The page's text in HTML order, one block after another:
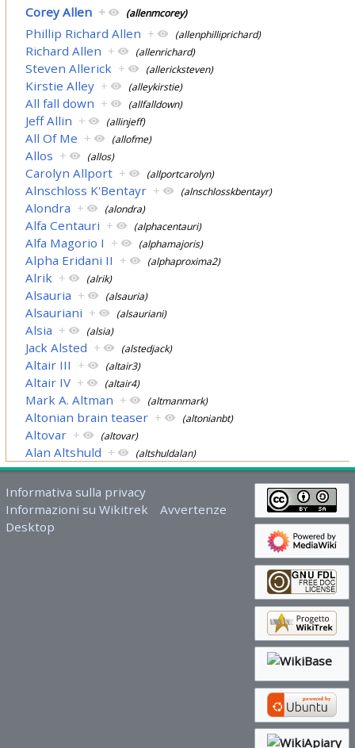
Corey Allen + (allenmcorey)
Phillip Richard Allen + (allenphilliprichard)
Richard Allen + (allenrichard)
Steven Allerick + (allericksteven)
Kirstie Alley + (alleykirstie)
All fall down + (allfalldown)
Jeff Allin + (allinjeff)
All Of Me + (allofme)
Allos + (allos)
Carolyn Allport + (allportcarolyn)
Alnschloss K'Bentayr + (alnschlosskbentayr)
Alondra + (alondra)
Alfa Centauri + (alphacentauri)
Alfa Magorio I + (alphamajoris)
Alpha Eridani II + (alphaproxima2)
Alrik + (alrik)
Alsauria + (alsauria)
Alsauriani + (alsauriani)
Alsia + (alsia)
Jack Alsted + (alstedjack)
Altair III + (altair3)
Altair IV + (altair4)
Mark A. Altman + (altmanmark)
Altonian brain teaser + (altonianbt)
Altovar + (altovar)
Alan Altshuld + (altshuldalan)
Informativa sulla privacy
Informazioni su Wikitrek
Avvertenze
Desktop